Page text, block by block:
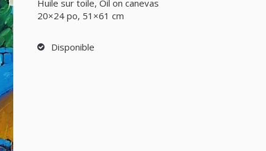
Huile sur toile, Oil on canevas
20×24 po, 51×61 cm
Disponible